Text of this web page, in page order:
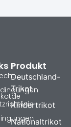
Produkt
Deutschland-
Trikot
Kindertrikot
Nationaltrikot